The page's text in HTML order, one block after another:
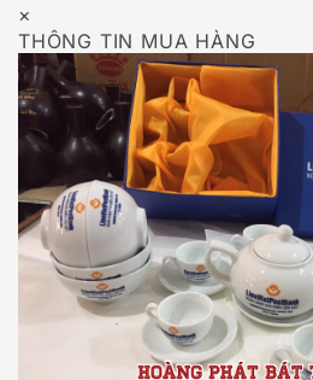
×
THÔNG TIN MUA HÀNG